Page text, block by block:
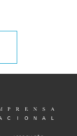
ao 22.º
em Belo Horizonte